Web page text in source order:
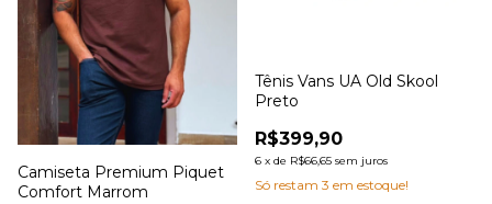
Camiseta Premium Piquet
Comfort Marrom
Tênis Vans UA Old Skool
Preto
R$399,90
6 x de R$66,65 sem juros
Só restam 3 em estoque!